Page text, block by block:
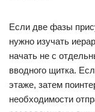
Если две фазы
нужно изучать
начать не с
вводного щитка.
этаже, затем
необходимости